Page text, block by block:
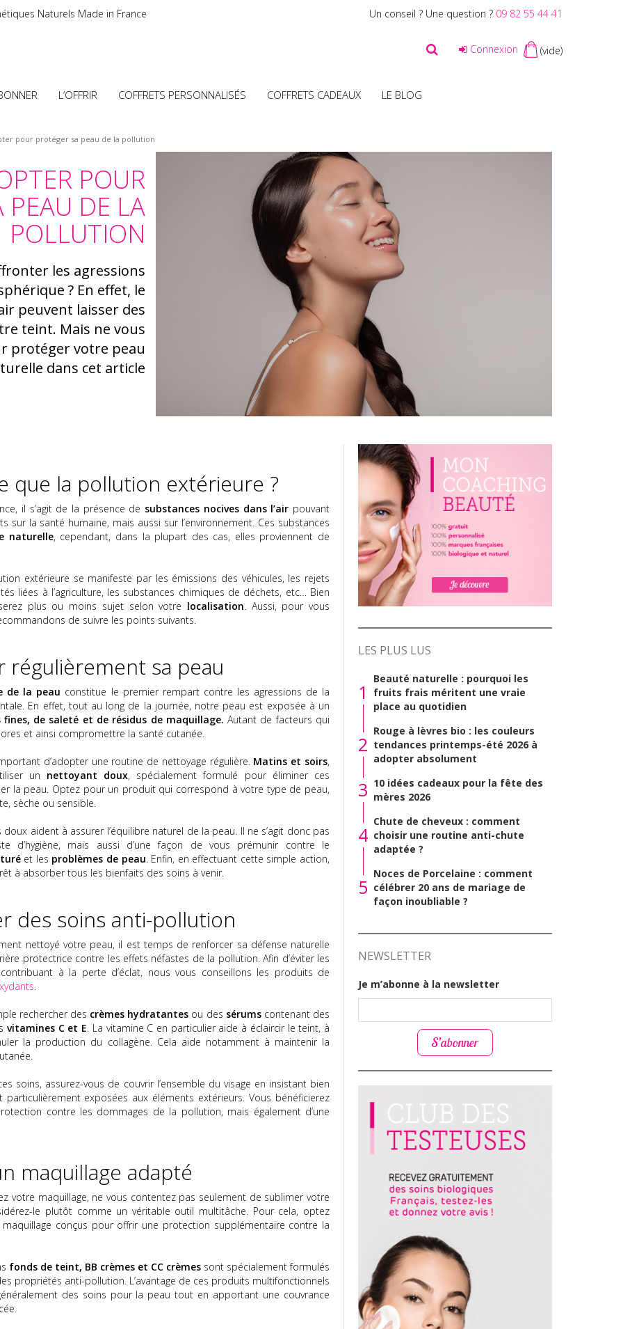
Naturels Made in France Un conseil ? Une question ? 09 82 55 44 41
Connexion (vide)
L’OFFRIR COFFRETS PERSONNALISÉS COFFRETS CADEAUX LE BLOG
pour protéger sa peau de la pollution
POUR
PEAU DE LA
POLLUTION
les agressions
? En effet, le
peuvent laisser des
teint. Mais ne vous
protéger votre peau
dans cet article
que la pollution extérieure ?
il s’agit de la présence de substances nocives dans l’air pouvant
sur la santé humaine, mais aussi sur l’environnement. Ces substances
naturelle, cependant, dans la plupart des cas, elles proviennent de
extérieure se manifeste par les émissions des véhicules, les rejets
liées à l’agriculture, les substances chimiques de déchets, etc… Bien
plus ou moins sujet selon votre localisation. Aussi, pour vous
de suivre les points suivants.
régulièrement sa peau
de la peau constitue le premier rempart contre les agressions de la
En effet, tout au long de la journée, notre peau est exposée à un
de saleté et de résidus de maquillage. Autant de facteurs qui
et ainsi compromettre la santé cutanée.
d’adopter une routine de nettoyage régulière. Matins et soirs,
un nettoyant doux, spécialement formulé pour éliminer ces
la peau. Optez pour un produit qui correspond à votre type de peau,
sèche ou sensible.
aident à assurer l’équilibre naturel de la peau. Il ne s’agit donc pas
d’hygiène, mais aussi d’une façon de vous prémunir contre le
et les problèmes de peau. Enfin, en effectuant cette simple action,
à absorber tous les bienfaits des soins à venir.
des soins anti-pollution
nettoyé votre peau, il est temps de renforcer sa défense naturelle
protectrice contre les effets néfastes de la pollution. Afin d’éviter les
à la perte d’éclat, nous vous conseillons les produits de
.
rechercher des crèmes hydratantes ou des sérumscontenant des
vitamines C et E. La vitamine C en particulier aide à éclaircir le teint, à
la production du collagène. Cela aide notamment à maintenir la
soins, assurez-vous de couvrir l’ensemble du visage en insistant bien
exposées aux éléments extérieurs. Vous bénéficierez
contre les dommages de la pollution, mais également d’une
maquillage adapté
votre maquillage, ne vous contentez pas seulement de sublimer votre
le plutôt comme un véritable outil multitâche. Pour cela, optez
conçus pour offrir une protection supplémentaire contre la
fonds de teint, BB crèmes et CC crèmes sont spécialement formulés
propriétés anti-pollution. L’avantage de ces produits multifonctionnels
des soins pour la peau tout en apportant une couvrance
LES PLUS LUS
1
Beauté naturelle : pourquoi les
fruits frais méritent une vraie
place au quotidien
2
Rouge à lèvres bio : les couleurs
tendances printemps-été 2026 à
adopter absolument
3 10 idées cadeaux pour la fête des
mères 2026
4
Chute de cheveux : comment
choisir une routine anti-chute
adaptée ?
5
Noces de Porcelaine : comment
célébrer 20 ans de mariage de
façon inoubliable ?
NEWSLETTER
Je m’abonne à la newsletter
S’abonner